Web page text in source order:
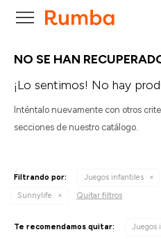

NO SE HAN
¡Lo sentimos! No hay
Inténtalo nuevamente con otros
secciones de nuestro catálogo.
Filtrando por: Juegos infantiles
Sunnylife
Quitar filtros
Te recomendamos quitar: Juegos